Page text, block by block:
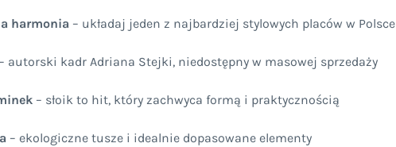
harmonia – układaj jeden z najbardziej stylowych placów w Polsce
– autorski kadr Adriana Stejki, niedostępny w masowej sprzedaży
– słoik to hit, który zachwyca formą i praktycznością
– ekologiczne tusze i idealnie dopasowane elementy